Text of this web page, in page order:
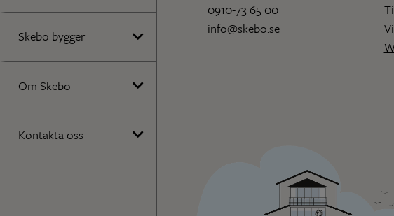
Skebo bygger
Om Skebo
Kontakta oss
0910-73 65 00
info@skebo.se